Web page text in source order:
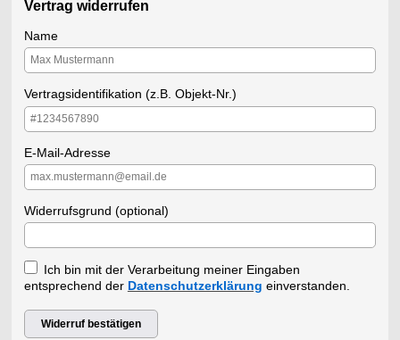
Vertrag widerrufen
Name
Vertragsidentifikation (z.B. Objekt-Nr.)
E-Mail-Adresse
Widerrufsgrund (optional)
Ich bin mit der Verarbeitung meiner Eingaben
entsprechend der Datenschutzerklärung einverstanden.
Widerruf bestätigen